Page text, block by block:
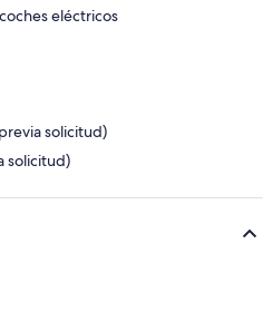
eléctricos
solicitud)
solicitud)